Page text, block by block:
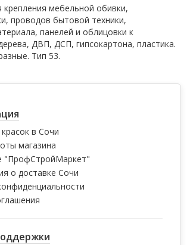
крепления мебельной обивки,
проводов бытовой техники,
панелей и облицовки к
ДВП, ДСП, гипсокартона, пластика.
Тип 53.
в Сочи
магазина
"ПрофСтройМаркет"
о доставке Сочи